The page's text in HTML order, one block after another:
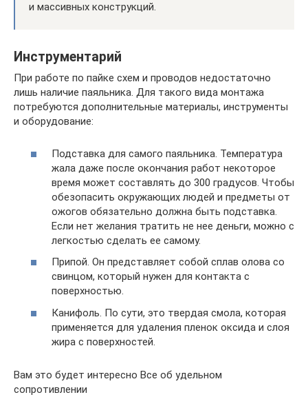
и массивных конструкций.
Инструментарий
При работе по пайке схем и проводов недостаточно
лишь наличие паяльника. Для такого вида монтажа
потребуются дополнительные материалы, инструменты
и оборудование:
Подставка для самого паяльника. Температура
жала даже после окончания работ некоторое
время может составлять до 300 градусов. Чтобы
обезопасить окружающих людей и предметы от
ожогов обязательно должна быть подставка.
Если нет желания тратить не нее деньги, можно с
легкостью сделать ее самому.
Припой. Он представляет собой сплав олова со
свинцом, который нужен для контакта с
поверхностью.
Канифоль. По сути, это твердая смола, которая
применяется для удаления пленок оксида и слоя
жира с поверхностей.
Вам это будет интересно Все об удельном
сопротивлении